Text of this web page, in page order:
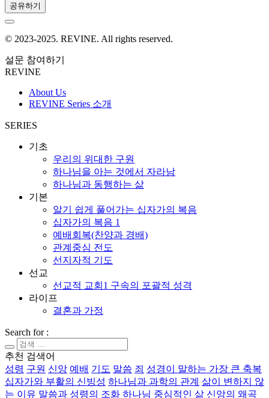
공유하기
© 2023-2025. REVINE. All rights reserved.
설문 참여하기
REVINE
About Us
REVINE Series 소개
SERIES
기초
우리의 위대한 구원
하나님을 아는 것에서 자라남
하나님과 동행하는 삶
기본
알기 쉽게 풀어가는 십자가의 복음
십자가의 복음 1
예배회복(찬양과 경배)
관계중심 전도
선지자적 기도
선교
선교적 교회1 구속의 포괄적 성격
라이프
결혼과 가정
Search for :
추천 검색어
성령 구원 신앙 예배 기도 말씀 죄 성경이 말하는 가장 큰 축복
십자가와 부활의 신빙성 하나님과 과학의 관계 삶이 변하지 않
는 이유 말씀과 성령의 조화 하나님 중심적인 삶 신앙의 왜곡